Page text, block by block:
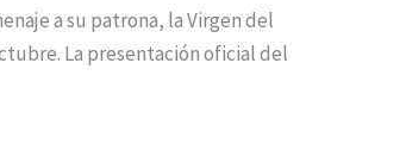
a su patrona, la Virgen del
La presentación oficial del